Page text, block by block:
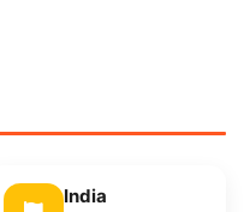
India